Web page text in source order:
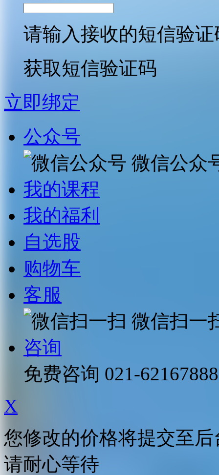
请输入接收的短信验证
获取短信验证码
立即绑定
公众号
微信公众
我的课程
我的福利
自选股
购物车
客服
微信扫一
咨询
免费咨询 021-62167888
X
您修改的价格将提交至
请耐心等待